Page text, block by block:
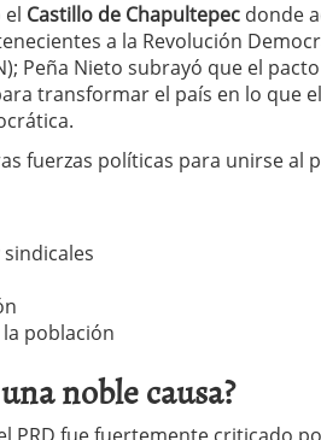
el Castillo de Chapultepec donde
a la Revolución
Peña Nieto subrayó que el
transformar el país en lo que
fuerzas políticas para unirse al
población
noble causa?